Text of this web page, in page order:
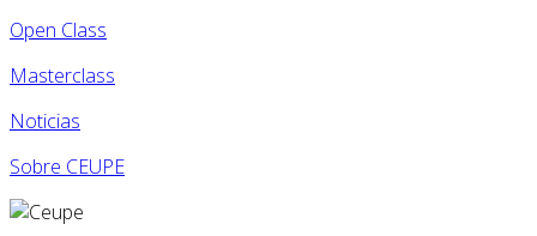
Open Class
Masterclass
Noticias
Sobre CEUPE